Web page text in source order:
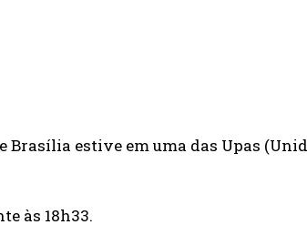
Brasília estive em uma das Upas
às 18h33.